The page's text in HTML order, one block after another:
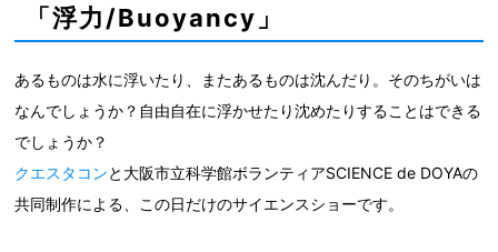
「浮力/Buoyancy」
あるものは水に浮いたり、またあるものは沈んだり。そのちがいは
なんでしょうか？自由自在に浮かせたり沈めたりすることはできる
でしょうか？
クエスタコンと大阪市立科学館ボランティアSCIENCE de DOYAの
共同制作による、この日だけのサイエンスショーです。